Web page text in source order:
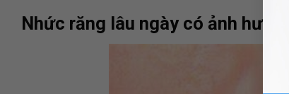
Nhức răng lâu ngày có ảnh